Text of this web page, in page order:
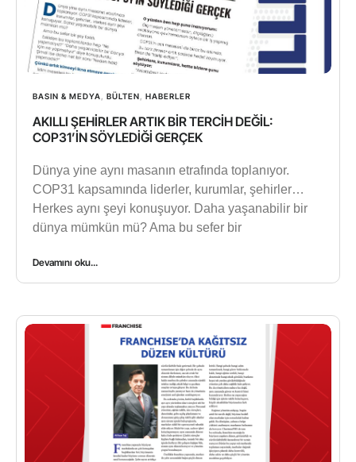
BASIN & MEDYA BÜLTEN HABERLER
AKILLI ŞEHİRLER ARTIK BİR TERCİH DEĞİL:
COP31’İN SÖYLEDİĞİ GERÇEK
Dünya yine aynı masanın etrafında toplanıyor.
COP31 kapsamında liderler, kurumlar, şehirler…
Herkes aynı şeyi konuşuyor. Daha yaşanabilir bir
dünya mümkün mü? Ama bu sefer bir
Devamını oku...